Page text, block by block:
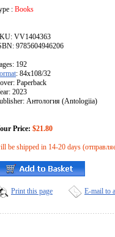
: Books
VV1404363
9785604946206
192
: 84x108/32
Paperback
2023
Антология (Antologiia)
Price: $21.80
be shipped in 14-20 days
Print this page E-mail to